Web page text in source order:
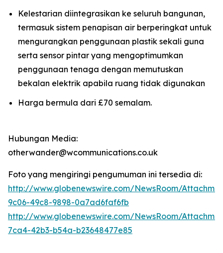
Kelestarian diintegrasikan ke seluruh bangunan,
termasuk sistem penapisan air berperingkat untuk
mengurangkan penggunaan plastik sekali guna
serta sensor pintar yang mengoptimumkan
penggunaan tenaga dengan memutuskan
bekalan elektrik apabila ruang tidak digunakan
Harga bermula dari £70 semalam.
Hubungan Media:
otherwander@wcommunications.co.uk
Foto yang mengiringi pengumuman ini tersedia di:
http://www.globenewswire.com/NewsRoom/
9c06-49c8-9898-0a7ad6faf6fb
http://www.globenewswire.com/NewsRoom/
7ca4-42b3-b54a-b23648477e85